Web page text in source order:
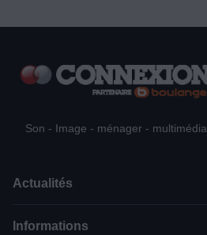
Son - Image - ménager - multimédia
Actualités
Informations